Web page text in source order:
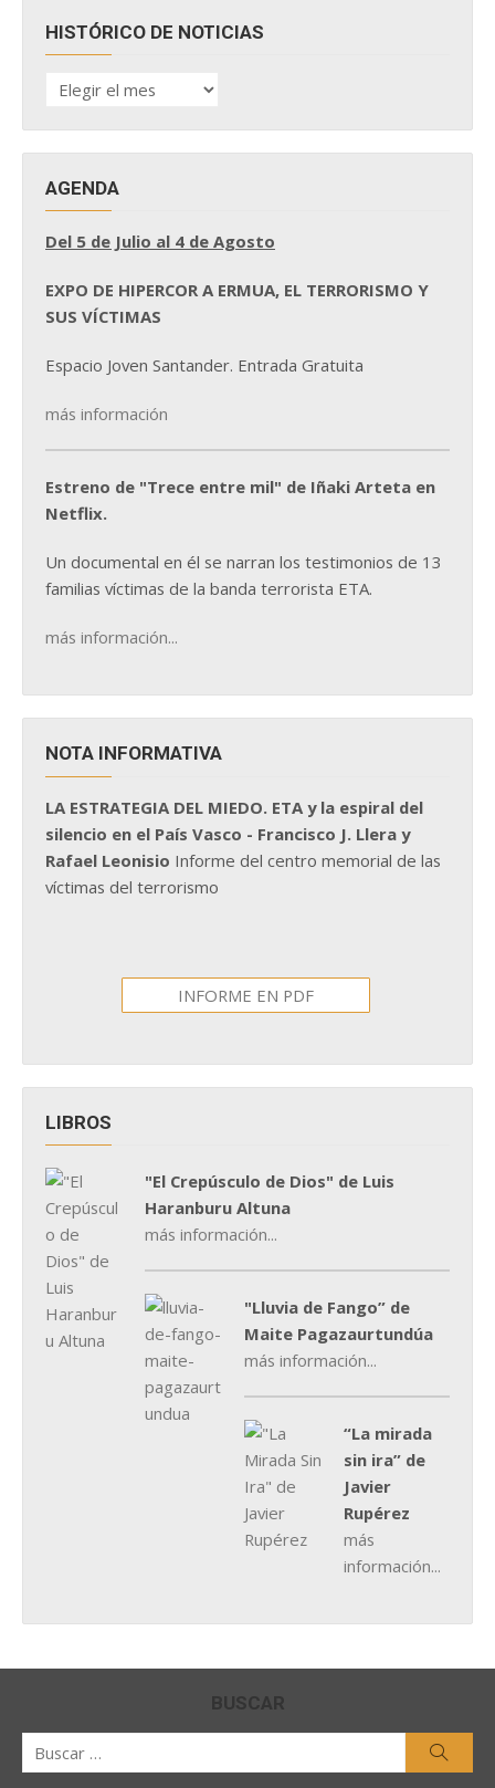
HISTÓRICO DE NOTICIAS
HISTÓRICO
DE
AGENDA
Del 5 de Julio al 4 de Agosto
EXPO DE HIPERCOR A ERMUA, EL TERRORISMO Y
SUS VÍCTIMAS
Espacio Joven Santander. Entrada Gratuita
más información
Estreno de "Trece entre mil" de Iñaki Arteta en
Netflix.
Un documental en él se narran los testimonios de 13
familias víctimas de la banda terrorista ETA.
más información...
NOTA INFORMATIVA
LA ESTRATEGIA DEL MIEDO. ETA y la espiral del
silencio en el País Vasco - Francisco J. Llera y
Rafael Leonisio Informe del centro memorial de las
víctimas del terrorismo
INFORME EN PDF
LIBROS
"El Crepúsculo de Dios" de Luis
Haranburu Altuna
más información...
"Lluvia de Fango” de
Maite Pagazaurtundúa
más información...
“La mirada
sin ira” de
Javier
Rupérez
más
información...
BUSCAR